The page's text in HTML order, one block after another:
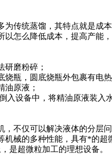
为传统蒸馏，其特点就是成
以怎么降低成本，提高产能
研磨粉碎；
烧瓶，圆底烧瓶外包裹有电
油原液；
入设备中，将精油原液装
，不仅可以解决液体的分
机械的多种性能，具有*的
是超微粒加工的理想设备。